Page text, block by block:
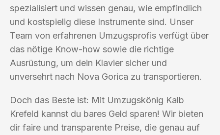
spezialisiert und wissen genau, wie empfindlich
und kostspielig diese Instrumente sind. Unser
Team von erfahrenen Umzugsprofis verfügt über
das nötige Know-how sowie die richtige
Ausrüstung, um dein Klavier sicher und
unversehrt nach Nova Gorica zu transportieren.
Doch das Beste ist: Mit Umzugskönig Kalb
Krefeld kannst du bares Geld sparen! Wir bieten
dir faire und transparente Preise, die genau auf